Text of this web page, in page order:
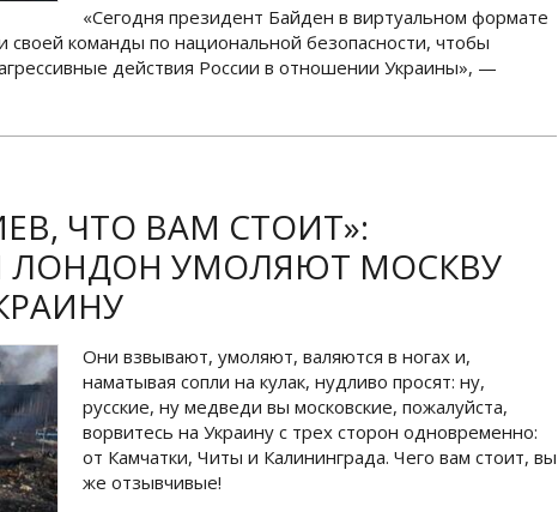
«Сегодня президент Байден в виртуальном формате
своей команды по национальной безопасности, чтобы
действия России в отношении Украины», —
ЧТО ВАМ СТОИТ»:
ЛОНДОН УМОЛЯЮТ МОСКВУ
Они взвывают, умоляют, валяются в ногах и,
наматывая сопли на кулак, нудливо просят: ну,
русские, ну медведи вы московские, пожалуйста,
ворвитесь на Украину с трех сторон одновременно:
от Камчатки, Читы и Калининграда. Чего вам стоит, вы
же отзывчивые!